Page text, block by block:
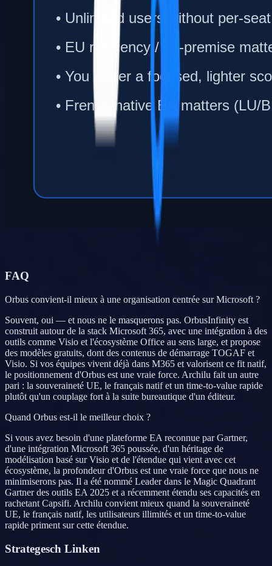
FAQ
Orbus convient-il mieux à une organisation centrée sur Microsoft ?
Souvent, oui — et nous ne le masquerons pas. OrbusInfinity est
construit autour de la stack Microsoft 365, avec une intégration à des
outils comme Visio et l'écosystème Office au sens large, et propose
des modèles gratuits, dont des contenus de démarrage TOGAF et
Visio. Si vos équipes vivent déjà dans M365 et valorisent ce fit natif,
le positionnement d'Orbus est une vraie force. Archilu fait un autre
pari : la souveraineté UE, le français natif et un time-to-value rapide
plutôt qu'un couplage fort à la suite bureautique d'un éditeur.
Quand Orbus est-il le meilleur choix ?
Si vous avez besoin d'une plateforme EA reconnue par Gartner,
d'une intégration Microsoft 365 poussée, d'un héritage de
modélisation basé sur Visio et de l'étendue qui vient avec cet
écosystème, la profondeur d'Orbus est une vraie force que nous ne
minimiserons pas. Il a été nommé Leader dans le Magic Quadrant
Gartner des outils EA 2025 et a récemment étendu ses capacités en
rachetant Capsifi. Archilu convient mieux quand la souveraineté
UE, le français natif, les utilisateurs illimités et un time-to-value
rapide priment sur cette étendue.
Strategesch Linken